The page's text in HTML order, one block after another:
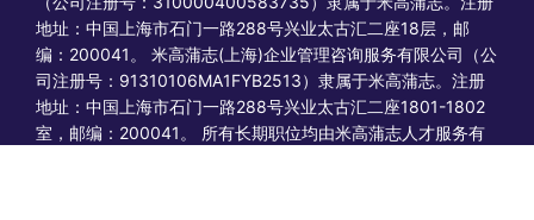
地址：中国上海市石门一路288号兴业太古汇二座18层，邮
编：200041。 米高蒲志(上海)企业管理咨询服务有限公司（公
司注册号：91310106MA1FYB2513）隶属于米高蒲志。注册
地址：中国上海市石门一路288号兴业太古汇二座1801-1802
室，邮编：200041。 所有长期职位均由米高蒲志人才服务有